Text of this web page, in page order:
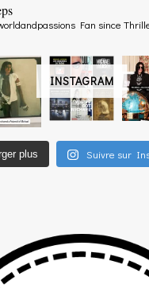
INSTAGRAM
Fan since
plus Suivre sur